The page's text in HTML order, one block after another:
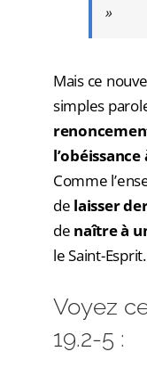
»
Mais ce
simples
Comme
de laisser
de naître à
le Saint-Esprit.
Voyez
19.2-5 :